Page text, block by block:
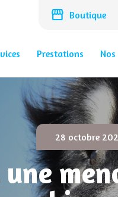
storefront Boutique
Prestations
28 octobre